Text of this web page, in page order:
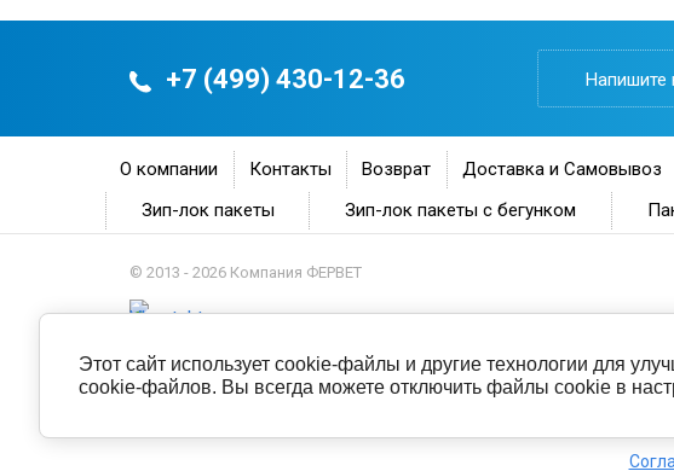
+7 (499) 430-12-36 Напишите
О компании Контакты Возврат Доставка и Самовывоз
Зип-лок пакеты
Зип-лок пакеты с бегунком
© 2013 - 2026 Компания ФЕРВЕТ
Этот сайт использует cookie-файлы и другие технологии для
cookie-файлов. Вы всегда можете отключить файлы cookie в